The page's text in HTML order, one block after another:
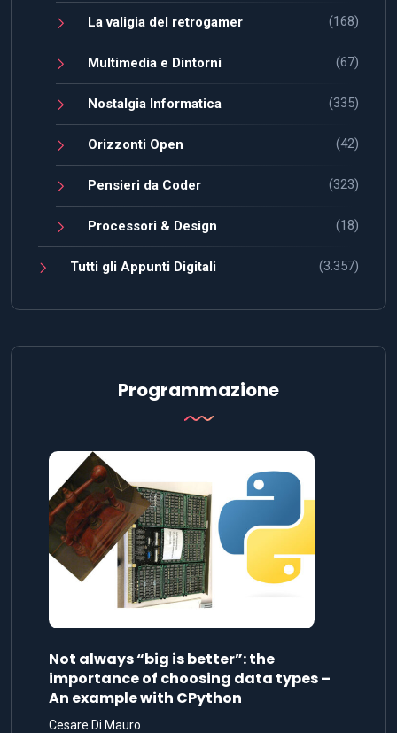
La valigia del retrogamer (168)
Multimedia e Dintorni (67)
Nostalgia Informatica (335)
Orizzonti Open (42)
Pensieri da Coder (323)
Processori & Design (18)
Tutti gli Appunti Digitali (3.357)
Programmazione
Not always “big is better”: the
importance of choosing data types –
An example with CPython
Cesare Di Mauro